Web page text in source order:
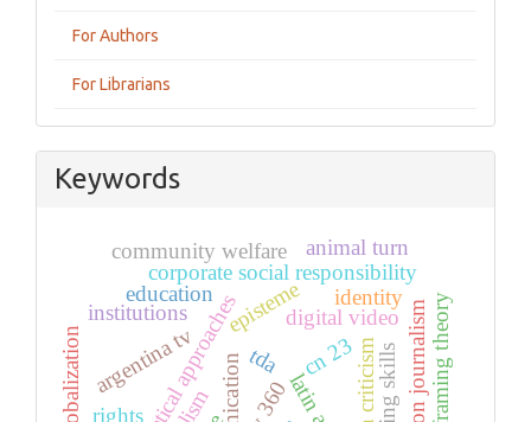
For Authors
For Librarians
Keywords
theoretical approachesepisteme
corporate social responsibility
community welfare
tda
argentina tv
tv 360
cn 23
digital video opinion journalism
animal turn
education
rights framing theory
institutions
globalization
identity